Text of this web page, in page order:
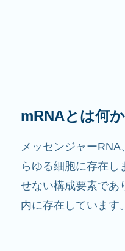
その役割は？
その名前が示すよ
役割を果たします。
用し、必要なたんぱ